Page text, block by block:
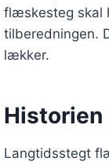
flæskesteg skal
tilberedningen.
lækker.
Langtidsstegt